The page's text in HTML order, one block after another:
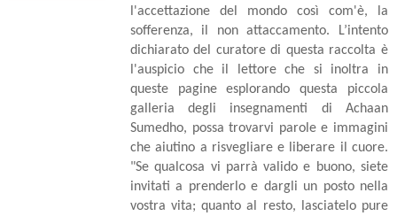
l'accettazione del mondo così com'è, la
sofferenza, il non attaccamento. L’intento
dichiarato del curatore di questa raccolta è
l'auspicio che il lettore che si inoltra in
queste pagine esplorando questa piccola
galleria degli insegnamenti di Achaan
Sumedho, possa trovarvi parole e immagini
che aiutino a risvegliare e liberare il cuore.
"Se qualcosa vi parrà valido e buono, siete
invitati a prenderlo e dargli un posto nella
vostra vita; quanto al resto, lasciatelo pure